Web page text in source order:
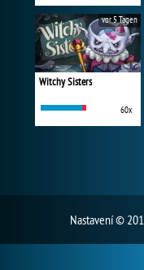
Witchy Sisters
60x
vor 5 Tagen
Nastavení©